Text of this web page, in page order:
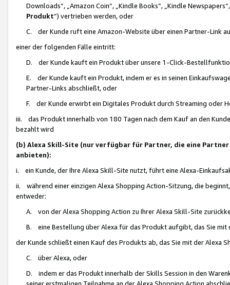
Downloads“, „Amazon Coin“, „Kindle Books“, „Kindle
Produkt“) vertrieben werden, oder
C. der Kunde ruft eine Amazon-Website über einen Partner-Link
einer der folgenden Fälle eintritt:
D. der Kunde kauft ein Produkt über unsere 1-Click-
E. der Kunde kauft ein Produkt, indem er es in seinen
Partner-Links abschließt, oder
F. der Kunde erwirbt ein Digitales Produkt durch Streaming oder
iii. das Produkt innerhalb von 180 Tagen nach dem Kauf an den
bezahlt wird
(b) Alexa Skill-Site (nur verfügbar für Partner, die eine
anbieten):
i. ein Kunde, der Ihre Alexa Skill-Site nutzt, führt eine Alexa-
ii. während einer einzigen Alexa Shopping Action-Sitzung, die
entweder:
A. von der Alexa Shopping Action zu Ihrer Alexa Skill-Site
B. eine Bestellung über Alexa für das Produkt aufgibt, das Sie mit
der Kunde schließt einen Kauf des Produkts ab, das Sie mit der Alexa
C. über Alexa, oder
D. indem er das Produkt innerhalb der Skills Session in den
seiner erstmaligen Teilnahme an der Alexa Shopping Action